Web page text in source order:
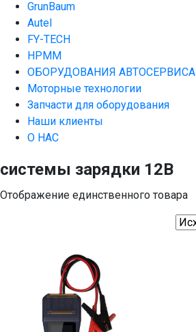
GrunBaum
Autel
FY-TECH
HPMM
ОБОРУДОВАНИЯ АВТОСЕРВИСА
Моторные технологии
Запчасти для оборудования
Наши клиенты
О НАС
системы зарядки 12В
Отображение единственного товара